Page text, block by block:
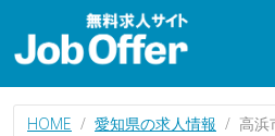
HOME 愛知県の求人情報 高浜